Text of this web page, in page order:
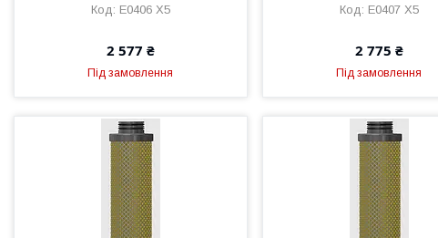
E0406 X5
2 577 ₴
Під замовлення
E0407 X5
2 775 ₴
Під замовлення